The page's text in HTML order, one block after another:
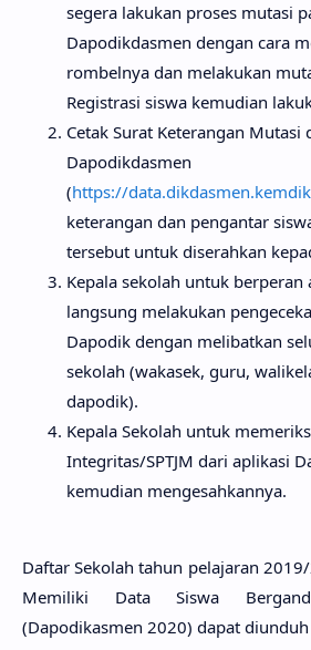
segera lakukan proses mutasi
Dapodikdasmen dengan cara
rombelnya dan melakukan
Registrasi siswa kemudian
Cetak Surat Keterangan Mutasi
Dapodikdasmen
(https://
keterangan dan pengantar
tersebut untuk diserahkan
Kepala sekolah untuk
langsung melakukan
Dapodik dengan melibatkan
sekolah (wakasek, guru,
dapodik).
Kepala Sekolah untuk
Integritas/SPTJM dari aplikasi
kemudian mengesahkannya.
Daftar Sekolah tahun pelajaran
Memiliki Data Siswa
(Dapodikasmen 2020) dapat diunduh